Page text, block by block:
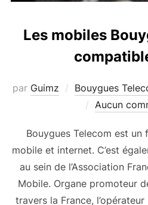
Les mobiles
par Guimz Bouygues
Aucun
Bouygues Telecom est
mobile et internet. C’est
au sein de l’Association
Mobile. Organe promoteur
travers la France,